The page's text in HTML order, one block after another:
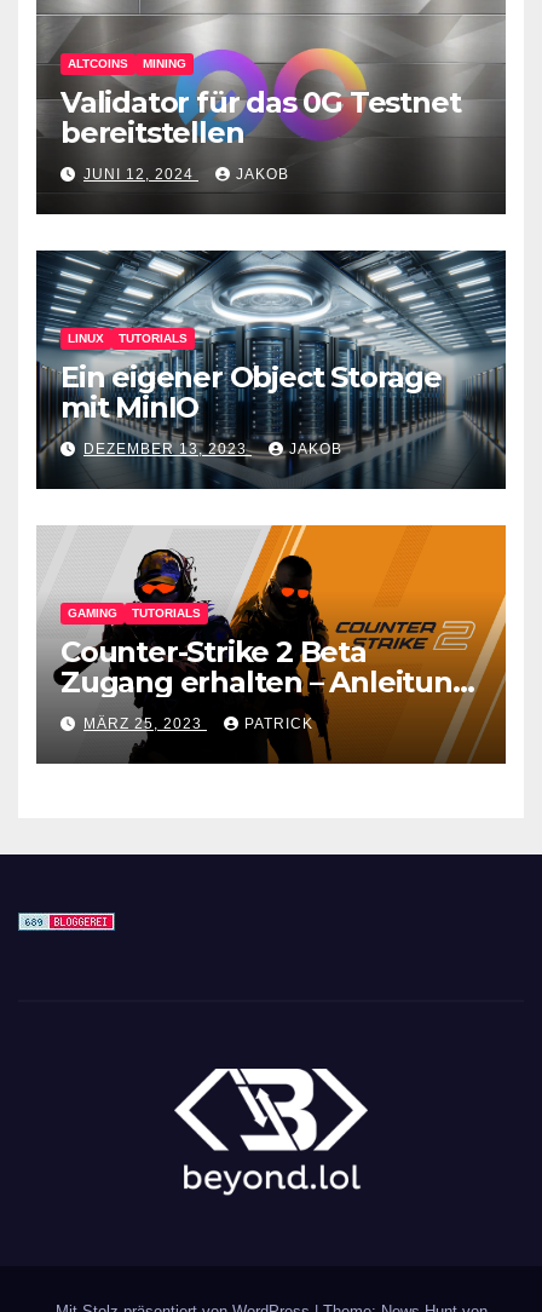
ALTCOINS MINING
Validator für das 0G Testnet
bereitstellen
JUNI 12, 2024 JAKOB
LINUX TUTORIALS
Ein eigener Object Storage
mit MinIO
DEZEMBER 13, 2023 JAKOB
GAMING TUTORIALS
Counter-Strike 2 Beta
Zugang erhalten – Anleitung
für den CS GO Nachfolger
MÄRZ 25, 2023 PATRICK